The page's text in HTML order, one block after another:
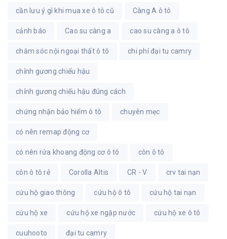
cần lưu ý gì khi mua xe ô tô cũ Càng A ô tô
cảnh báo Cao su càng a cao su càng a ô tô
chăm sóc nội ngoại thất ô tô chi phí đại tu camry
chỉnh gương chiếu hậu
chỉnh gương chiếu hậu đúng cách
chứng nhận bảo hiểm ô tô chuyên mẹc
có nên remap động cơ
có nên rửa khoang động cơ ô tô côn ô tô
côn ô tô rẻ Corolla Altis CR - V crv tai nạn
cứu hộ giao thông cứu hộ ô tô cứu hộ tai nạn
cứu hộ xe cứu hộ xe ngập nước cứu hộ xe ô tô
cuuhooto đại tu camry